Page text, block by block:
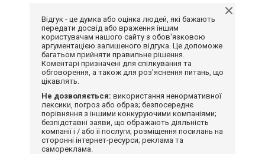
Відгук - це думка або оцінка людей, які бажають
передати досвід або враження іншим
користувачам нашого сайту з обов'язковою
аргументацією залишеного відгука. Це допоможе
багатьом прийняти правильне рішення.
Коментарі призначені для спілкування та
обговорення, а також для роз'яснення питань, що
цікавлять.
Не дозволяється: використання ненормативної
лексики, погроз або образ; безпосереднє
порівняння з іншими конкуруючими компаніями;
безпідставні заяви, що ображають діяльність
компанії і / або її послуги; розміщення посилань на
сторонні інтернет-ресурси; реклама та
самореклама.